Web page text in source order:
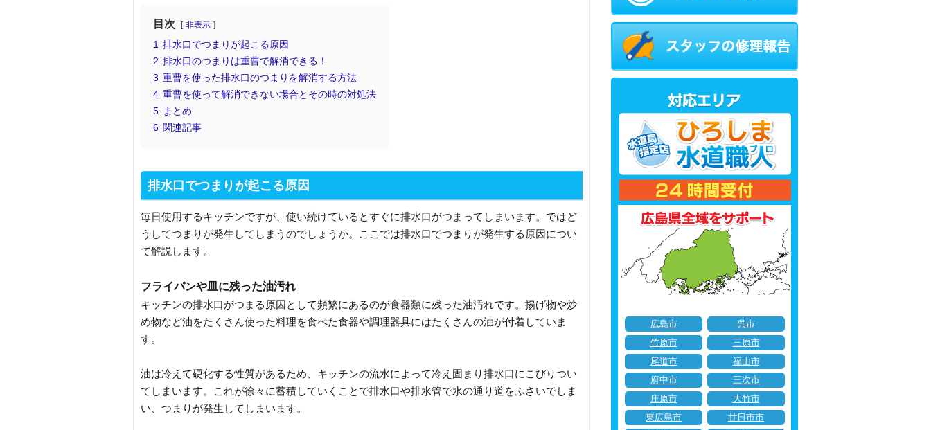
目次 非表示
1 排水口でつまりが起こる原因
2 排水口のつまりは重曹で解消できる！
3 重曹を使った排水口のつまりを解消する方法
4 重曹を使って解消できない場合とその時の対処法
5 まとめ
6 関連記事
排水口でつまりが起こる原因
毎日使用するキッチンですが、使い続けているとすぐに排水口がつまってしまいます。ではど
うしてつまりが発生してしまうのでしょうか。ここでは排水口でつまりが発生する原因につい
て解説します。
フライパンや皿に残った油汚れ
キッチンの排水口がつまる原因として頻繁にあるのが食器類に残った油汚れです。揚げ物や炒
め物など油をたくさん使った料理を食べた食器や調理器具にはたくさんの油が付着していま
す。
油は冷えて硬化する性質があるため、キッチンの流水によって冷え固まり排水口にこびりつい
てしまいます。これが徐々に蓄積していくことで排水口や排水管で水の通り道をふさいでしま
い、つまりが発生してしまいます。
広島市
呉市
竹原市
三原市
尾道市
福山市
府中市
三次市
庄原市
大竹市
東広島市
廿日市市